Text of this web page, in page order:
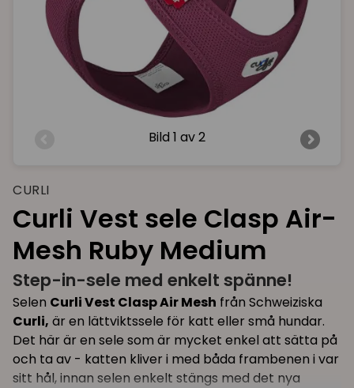
Bild 1 av 2
CURLI
Curli Vest sele Clasp Air-
Mesh Ruby Medium
Step-in-sele med enkelt spänne!
Selen Curli Vest Clasp Air Mesh från Schweiziska
Curli, är en lättviktssele för katt eller små hundar.
Det här är en sele som är mycket enkel att sätta på
och ta av - katten kliver i med båda frambenen i var
sitt hål, innan selen enkelt stängs med det nya